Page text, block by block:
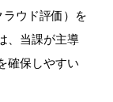
ウド評価）を
、当課が主導
確保しやすい